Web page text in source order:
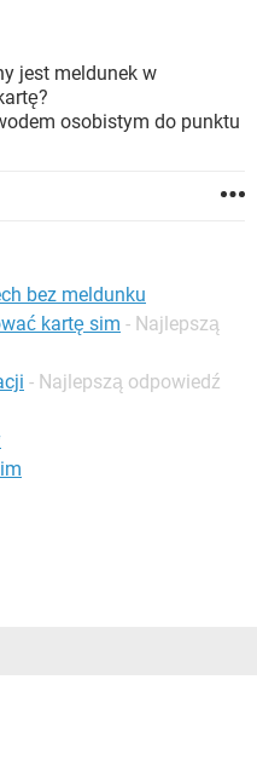
FACEBOOK
NETFLIX
jest meldunek w
osobistym do punktu
bez meldunku
kartę sim - Najlepszą
- Najlepszą odpowiedź